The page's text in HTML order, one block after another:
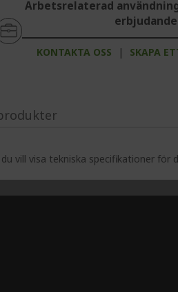
Arbetsrelaterad
KONTAKTA OSS | SKAPA
vill visa tekniska specifikationer för